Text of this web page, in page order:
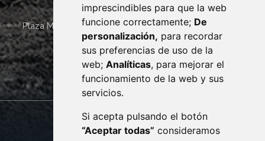
imprescindibles para que la web
funcione correctamente; De
personalización, para recordar
sus preferencias de uso de la
web; Analíticas, para mejorar el
funcionamiento de la web y sus
servicios.
Si acepta pulsando el botón
“Aceptar todas” consideramos
Plaza Mayor 4 22400 MONZÓN - ARAGÓN (ESPAÑA)
· (34) 974 400 700 ·
sac@monzon.es
monzon.es
CONTACTO
AVISO LEGAL